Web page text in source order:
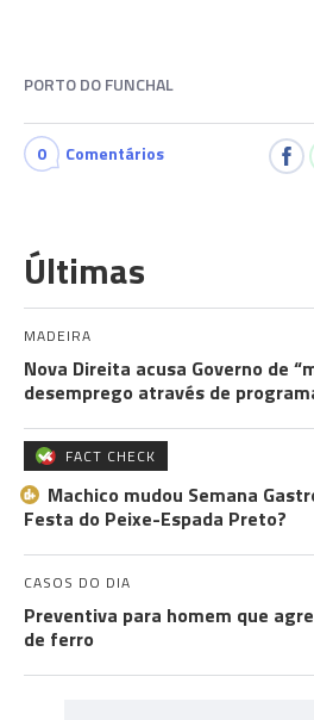
PORTO DO FUNCHAL
0 Comentários
Últimas
MADEIRA
Nova Direita acusa Governo de
desemprego através de
FACT CHECK
Machico mudou Semana
Festa do Peixe-Espada Preto?
CASOS DO DIA
Preventiva para homem que
de ferro